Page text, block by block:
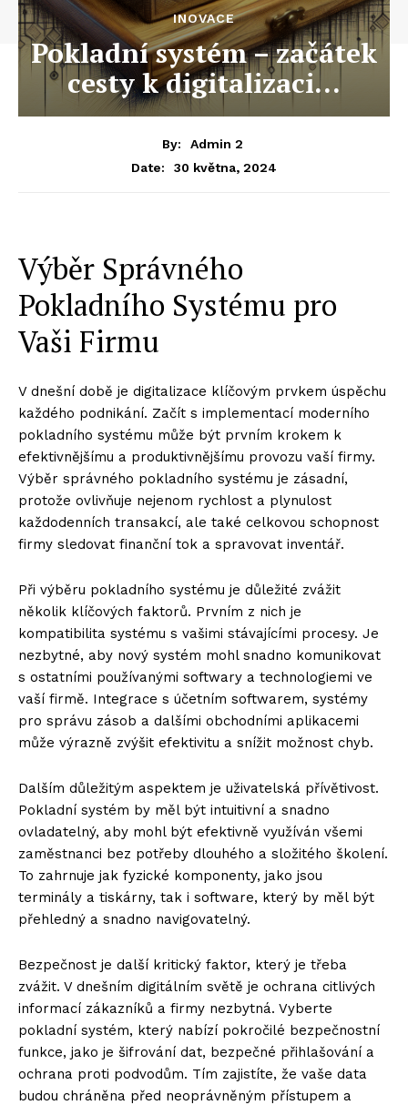
INOVACE
Pokladní systém – začátek
cesty k digitalizaci…
By:
Admin 2
Date:
30 května, 2024
Výběr Správného
Pokladního Systému pro
Vaši Firmu
V dnešní době je digitalizace klíčovým prvkem úspěchu
každého podnikání. Začít s implementací moderního
pokladního systému může být prvním krokem k
efektivnějšímu a produktivnějšímu provozu vaší firmy.
Výběr správného pokladního systému je zásadní,
protože ovlivňuje nejenom rychlost a plynulost
každodenních transakcí, ale také celkovou schopnost
firmy sledovat finanční tok a spravovat inventář.
Při výběru pokladního systému je důležité zvážit
několik klíčových faktorů. Prvním z nich je
kompatibilita systému s vašimi stávajícími procesy. Je
nezbytné, aby nový systém mohl snadno komunikovat
s ostatními používanými softwary a technologiemi ve
vaší firmě. Integrace s účetním softwarem, systémy
pro správu zásob a dalšími obchodními aplikacemi
může výrazně zvýšit efektivitu a snížit možnost chyb.
Dalším důležitým aspektem je uživatelská přívětivost.
Pokladní systém by měl být intuitivní a snadno
ovladatelný, aby mohl být efektivně využíván všemi
zaměstnanci bez potřeby dlouhého a složitého školení.
To zahrnuje jak fyzické komponenty, jako jsou
terminály a tiskárny, tak i software, který by měl být
přehledný a snadno navigovatelný.
Bezpečnost je další kritický faktor, který je třeba
zvážit. V dnešním digitálním světě je ochrana citlivých
informací zákazníků a firmy nezbytná. Vyberte
pokladní systém, který nabízí pokročilé bezpečnostní
funkce, jako je šifrování dat, bezpečné přihlašování a
ochrana proti podvodům. Tím zajistíte, že vaše data
budou chráněna před neoprávněným přístupem a